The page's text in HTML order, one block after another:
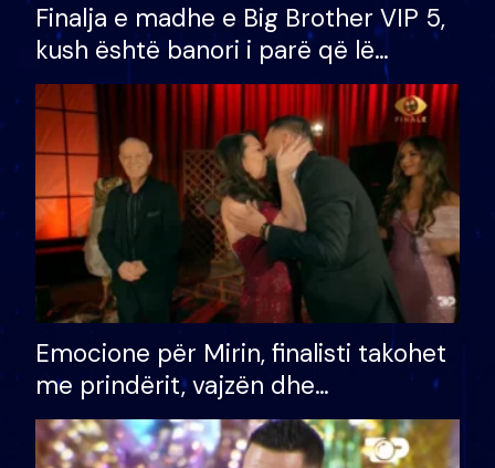
Finalja e madhe e Big Brother VIP 5,
kush është banori i parë që lë
shtëpinë dhe humb mundësinë për
të fituar çmimin e madh
Emocione për Mirin, finalisti takohet
me prindërit, vajzën dhe
bashkëshorten: S’kemi ndonjë letër
divorci apo jo?